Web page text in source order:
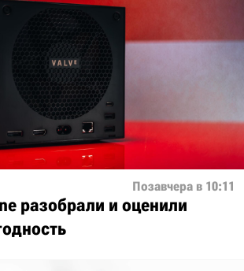
Позавчера в 10:11
разобрали и оценили